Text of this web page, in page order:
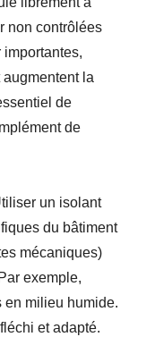
non contrôlées
la
de
de
un isolant
du bâtiment
mécaniques)
exemple,
en milieu humide.
et adapté.